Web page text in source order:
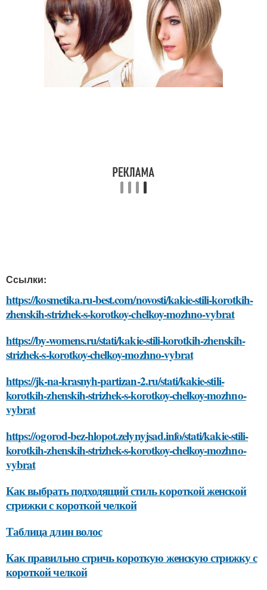
Ссылки:
https://kosmetika.ru-best.com/novosti/kakie-stili-korotkih-
zhenskih-strizhek-s-korotkoy-chelkoy-mozhno-vybrat
https://by-womens.ru/stati/kakie-stili-korotkih-zhenskih-
strizhek-s-korotkoy-chelkoy-mozhno-vybrat
https://jk-na-krasnyh-partizan-2.ru/stati/kakie-stili-
korotkih-zhenskih-strizhek-s-korotkoy-chelkoy-mozhno-
vybrat
https://ogorod-bez-hlopot.zelynyjsad.info/stati/kakie-stili-
korotkih-zhenskih-strizhek-s-korotkoy-chelkoy-mozhno-
vybrat
Как выбрать подходящий стиль короткой женской
стрижки с короткой челкой
Таблица длин волос
Как правильно стричь короткую женскую стрижку с
короткой челкой